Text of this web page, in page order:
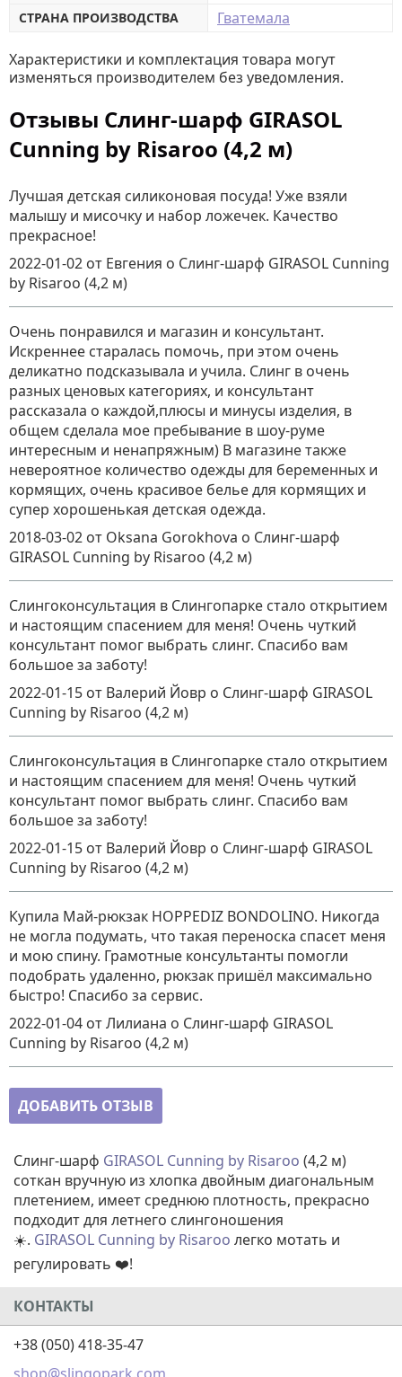
СТРАНА ПРОИЗВОДСТВА Гватемала
Характеристики и комплектация товара могут
изменяться производителем без уведомления.
Отзывы Слинг-шарф GIRASOL
Cunning by Risaroo (4,2 м)
Лучшая детская силиконовая посуда! Уже взяли
малышу и мисочку и набор ложечек. Качество
прекрасное!
2022-01-02 от Евгения о Слинг-шарф GIRASOL Cunning
by Risaroo (4,2 м)
Очень понравился и магазин и консультант.
Искреннее старалась помочь, при этом очень
деликатно подсказывала и учила. Слинг в очень
разных ценовых категориях, и консультант
рассказала о каждой,плюсы и минусы изделия, в
общем сделала мое пребывание в шоу-руме
интересным и ненапряжным) В магазине также
невероятное количество одежды для беременных и
кормящих, очень красивое белье для кормящих и
супер хорошенькая детская одежда.
2018-03-02 от Oksana Gorokhova о Слинг-шарф
GIRASOL Cunning by Risaroo (4,2 м)
Слингоконсультация в Слингопарке стало открытием
и настоящим спасением для меня! Очень чуткий
консультант помог выбрать слинг. Спасибо вам
большое за заботу!
2022-01-15 от Валерий Йовр о Слинг-шарф GIRASOL
Cunning by Risaroo (4,2 м)
Слингоконсультация в Слингопарке стало открытием
и настоящим спасением для меня! Очень чуткий
консультант помог выбрать слинг. Спасибо вам
большое за заботу!
2022-01-15 от Валерий Йовр о Слинг-шарф GIRASOL
Cunning by Risaroo (4,2 м)
Купила Май-рюкзак HOPPEDIZ BONDOLINO. Никогда
не могла подумать, что такая переноска спасет меня
и мою спину. Грамотные консультанты помогли
подобрать удаленно, рюкзак пришёл максимально
быстро! Спасибо за сервис.
2022-01-04 от Лилиана о Слинг-шарф GIRASOL
Cunning by Risaroo (4,2 м)
ДОБАВИТЬ ОТЗЫВ
Слинг-шарф GIRASOL Cunning by Risaroo (4,2 м)
соткан вручную из хлопка двойным диагональным
плетением, имеет среднюю плотность, прекрасно
подходит для летнего слингоношения
☀️. GIRASOL Cunning by Risaroo легко мотать и
регулировать ❤️!
КОНТАКТЫ
+38 (050) 418-35-47